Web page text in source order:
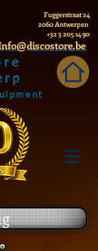
Fuggerstraat 24
2060 Antwerpen
+32 3 205 14 90